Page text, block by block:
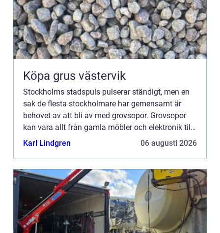
Köpa grus västervik
Stockholms stadspuls pulserar ständigt, men en
sak de flesta stockholmare har gemensamt är
behovet av att bli av med grovsopor. Grovsopor
kan vara allt från gamla möbler och elektronik till
byggavfall och diverse skrymmande avfal...
Karl Lindgren 06 augusti 2026